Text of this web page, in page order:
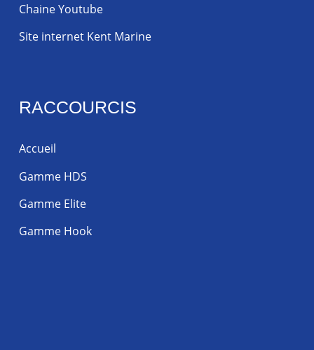
Chaine Youtube
Site internet Kent Marine
RACCOURCIS
Accueil
Gamme HDS
Gamme Elite
Gamme Hook